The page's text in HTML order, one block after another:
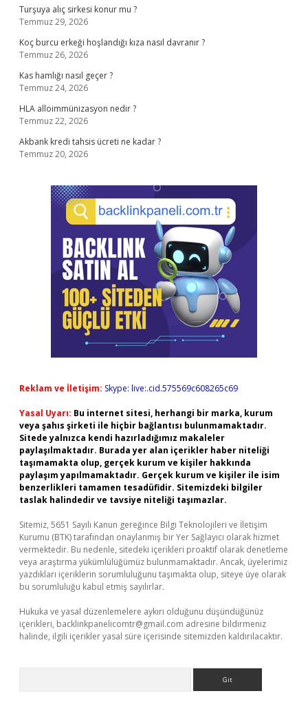
Turşuya alıç sirkesi konur mu ?
Temmuz 29, 2026
Koç burcu erkeği hoşlandığı kıza nasıl davranır ?
Temmuz 26, 2026
Kas hamlığı nasıl geçer ?
Temmuz 24, 2026
HLA alloimmünizasyon nedir ?
Temmuz 22, 2026
Akbank kredi tahsis ücreti ne kadar ?
Temmuz 20, 2026
Reklam ve İletişim: Skype: live:.cid.575569c608265c69
Yasal Uyarı: Bu internet sitesi, herhangi bir marka, kurum
veya şahıs şirketi ile hiçbir bağlantısı bulunmamaktadır.
Sitede yalnızca kendi hazırladığımız makaleler
paylaşılmaktadır. Burada yer alan içerikler haber niteliği
taşımamakta olup, gerçek kurum ve kişiler hakkında
paylaşım yapılmamaktadır. Gerçek kurum ve kişiler ile isim
benzerlikleri tamamen tesadüfidir. Sitemizdeki bilgiler
taslak halindedir ve tavsiye niteliği taşımazlar.
Sitemiz, 5651 Sayılı Kanun gereğince Bilgi Teknolojileri ve İletişim
Kurumu (BTK) tarafından onaylanmış bir Yer Sağlayıcı olarak hizmet
vermektedir. Bu nedenle, sitedeki içerikleri proaktif olarak denetleme
veya araştırma yükümlülüğümüz bulunmamaktadır. Ancak, üyelerimiz
yazdıkları içeriklerin sorumluluğunu taşımakta olup, siteye üye olarak
bu sorumluluğu kabul etmiş sayılırlar.
Hukuka ve yasal düzenlemelere aykırı olduğunu düşündüğünüz
içerikleri, backlinkpanelicomtr@gmail.com adresine bildirmeniz
halinde, ilgili içerikler yasal süre içerisinde sitemizden kaldırılacaktır.